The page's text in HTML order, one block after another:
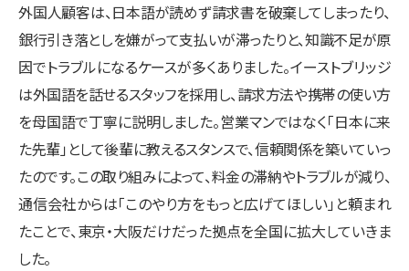
外国人顧客は、日本語が読めず請求書を破棄してしまったり、
銀行引き落としを嫌がって支払いが滞ったりと、知識不足が原
因でトラブルになるケースが多くありました。イーストブリッジ
は外国語を話せるスタッフを採用し、請求方法や携帯の使い方
を母国語で丁寧に説明しました。営業マンではなく「日本に来
た先輩」として後輩に教えるスタンスで、信頼関係を築いていっ
たのです。この取り組みによって、料金の滞納やトラブルが減り、
通信会社からは「このやり方をもっと広げてほしい」と頼まれ
たことで、東京・大阪だけだった拠点を全国に拡大していきま
した。